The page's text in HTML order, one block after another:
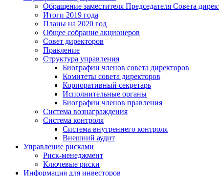
Обращение заместителя Председателя Совета
Итоги 2019 года
Планы на 2020 год
Общее собрание акционеров
Совет директоров
Правление
Структура управления
Биографии членов совета директоров
Комитеты совета директоров
Корпоративный секретарь
Исполнительные органы
Биографии членов правления
Система вознаграждения
Система контроля
Система внутреннего контроля
Внешний аудит
Управление рисками
Риск-менеджмент
Ключевые риски
Информация для инвесторов